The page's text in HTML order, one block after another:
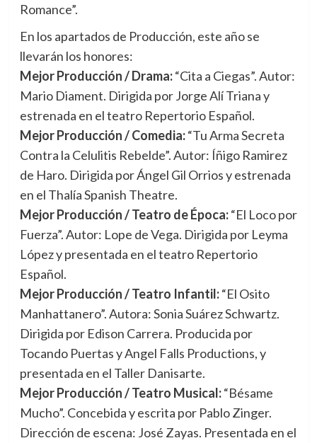
Romance”.
En los apartados de Producción, este año se
llevarán los honores:
Mejor Producción / Drama:“Cita a Ciegas”. Autor:
Mario Diament. Dirigida por Jorge Alí Triana y
estrenada en el teatro Repertorio Español.
Mejor Producción / Comedia:“Tu Arma Secreta
Contra la Celulitis Rebelde”. Autor: Íñigo Ramirez
de Haro. Dirigida por Ángel Gil Orrios y estrenada
en el Thalía Spanish Theatre.
Mejor Producción / Teatro de Época:“El Loco por
Fuerza”. Autor: Lope de Vega. Dirigida por Leyma
López y presentada en el teatro Repertorio
Español.
Mejor Producción / Teatro Infantil:“El Osito
Manhattanero”. Autora: Sonia Suárez Schwartz.
Dirigida por Edison Carrera. Producida por
Tocando Puertas y Angel Falls Productions, y
presentada en el Taller Danisarte.
Mejor Producción / Teatro Musical:“Bésame
Mucho”. Concebida y escrita por Pablo Zinger.
Dirección de escena: José Zayas. Presentada en el